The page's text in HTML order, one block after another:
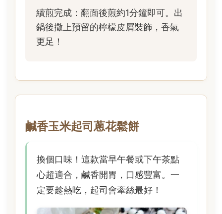
續煎完成：翻面後煎約1分鐘即可。出
鍋後撒上預留的檸檬皮屑裝飾，香氣
更足！
鹹香玉米起司蔥花鬆餅
換個口味！這款當早午餐或下午茶點
心超適合，鹹香開胃，口感豐富。一
定要趁熱吃，起司會牽絲最好！